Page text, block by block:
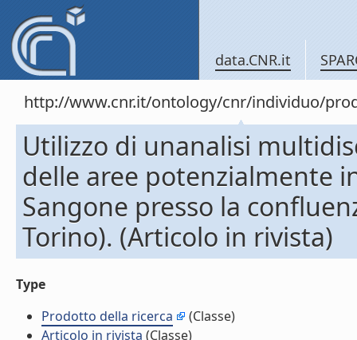
data.CNR.it
http://www.cnr.it/ontology/cnr/individuo/
Utilizzo di unanalisi
delle aree potenzialmente
Sangone presso la
Torino). (Articolo in rivista)
Type
Prodotto della ricerca
(Classe)
Articolo in rivista (Classe)